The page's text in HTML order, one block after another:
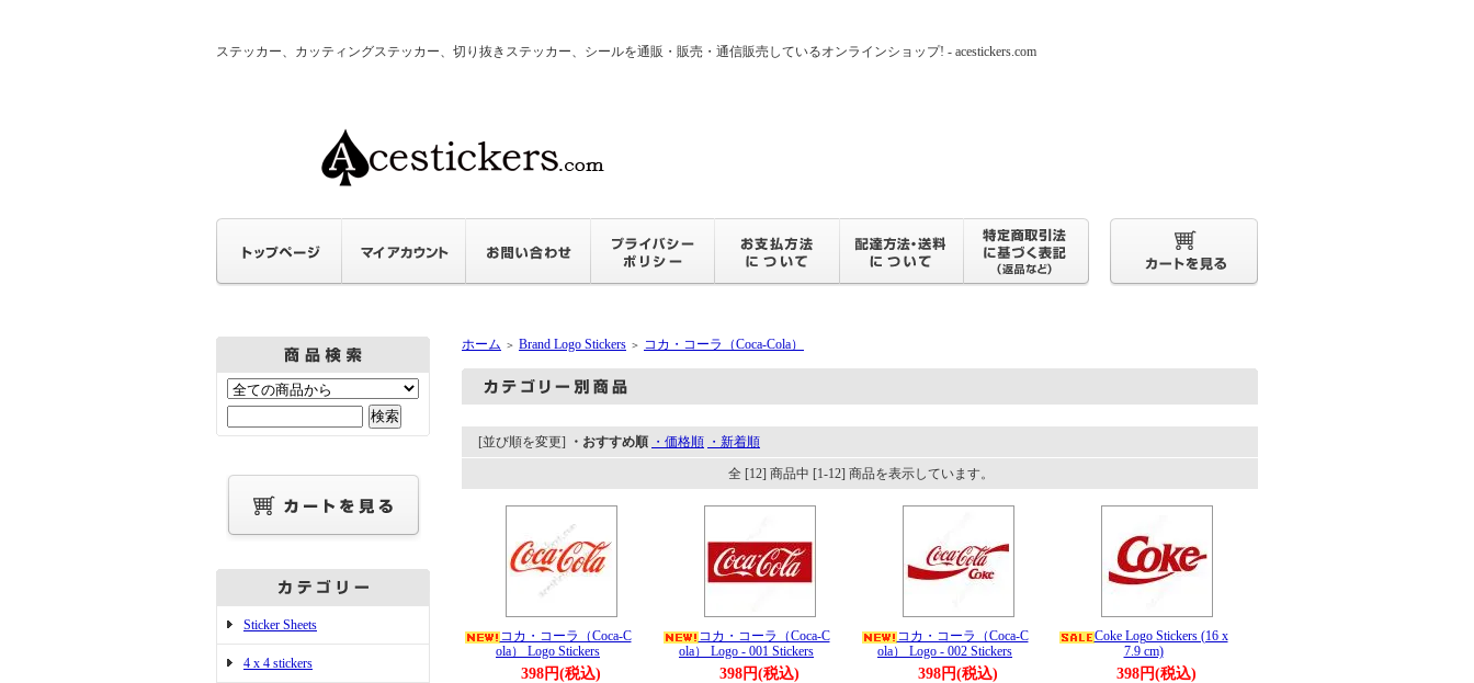
ステッカー、カッティングステッカー、切り抜きステッカー、シールを通販・販売・通信販売しているオンラインショップ! - acestickers.com
Sticker Sheets
4 x 4 stickers
ホーム ＞ Brand Logo Stickers ＞ コカ・コーラ（Coca-Cola）
[並び順を変更] ・おすすめ順 ・価格順 ・新着順
全 [12] 商品中 [1-12] 商品を表示しています。
コカ・コーラ（Coca-C
ola） Logo Stickers
398円(税込)
コカ・コーラ（Coca-C
ola） Logo - 001 Stickers
398円(税込)
コカ・コーラ（Coca-C
ola） Logo - 002 Stickers
398円(税込)
Coke Logo Stickers (16 x
7.9 cm)
398円(税込)